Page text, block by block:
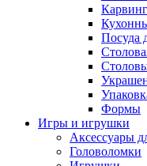
Карвинг
Посуда
Формы
Игры и игрушки
Аксессуары
Головоломки